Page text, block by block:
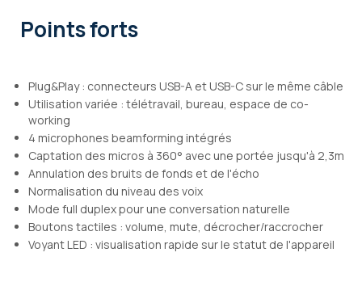
Points forts
Plug&Play : connecteurs USB-A et USB-C sur le même câble
Utilisation variée : télétravail, bureau, espace de co-
working
4 microphones beamforming intégrés
Captation des micros à 360° avec une portée jusqu'à 2,3m
Annulation des bruits de fonds et de l'écho
Normalisation du niveau des voix
Mode full duplex pour une conversation naturelle
Boutons tactiles : volume, mute, décrocher/raccrocher
Voyant LED : visualisation rapide sur le statut de l'appareil